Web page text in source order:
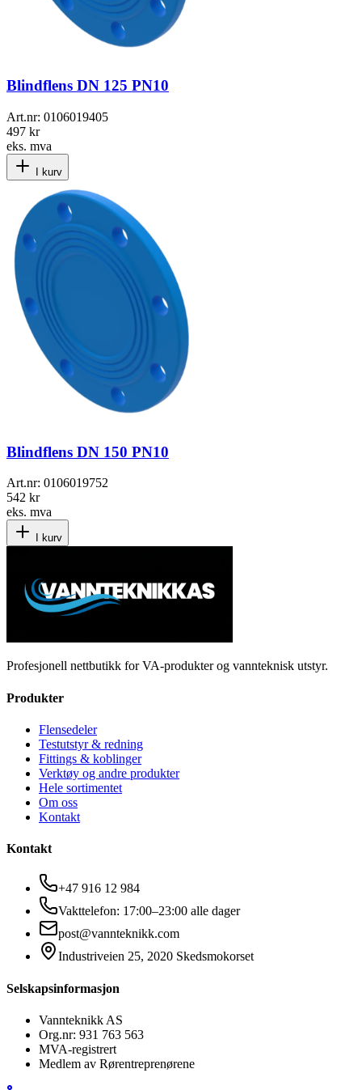
Blindflens DN 125 PN10
Art.nr: 0106019405
497 kr
eks. mva
I kurv
Blindflens DN 150 PN10
Art.nr: 0106019752
542 kr
eks. mva
I kurv
Profesjonell nettbutikk for VA-produkter og vannteknisk utstyr.
Produkter
Flensedeler
Testutstyr & redning
Fittings & koblinger
Verktøy og andre produkter
Hele sortimentet
Om oss
Kontakt
Kontakt
+47 916 12 984
Vakttelefon: 17:00–23:00 alle dager
post@vannteknikk.com
Industriveien 25, 2020 Skedsmokorset
Selskapsinformasjon
Vannteknikk AS
Org.nr: 931 763 563
MVA-registrert
Medlem av Rørentreprenørene